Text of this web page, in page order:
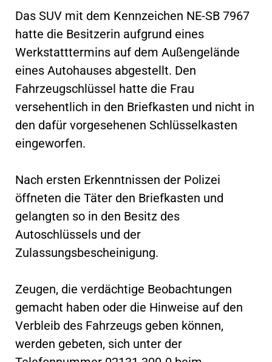
Das SUV mit dem Kennzeichen NE-SB 7967
hatte die Besitzerin aufgrund eines
Werkstatttermins auf dem Außengelände
eines Autohauses abgestellt. Den
Fahrzeugschlüssel hatte die Frau
versehentlich in den Briefkasten und nicht in
den dafür vorgesehenen Schlüsselkasten
eingeworfen.
Nach ersten Erkenntnissen der Polizei
öffneten die Täter den Briefkasten und
gelangten so in den Besitz des
Autoschlüssels und der
Zulassungsbescheinigung.
Zeugen, die verdächtige Beobachtungen
gemacht haben oder die Hinweise auf den
Verbleib des Fahrzeugs geben können,
werden gebeten, sich unter der